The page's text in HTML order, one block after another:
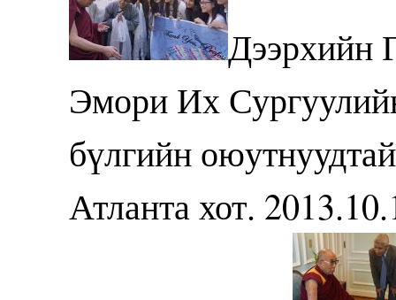
Дээрхийн
Эмори Их
бүлгийн
Атланта хот.